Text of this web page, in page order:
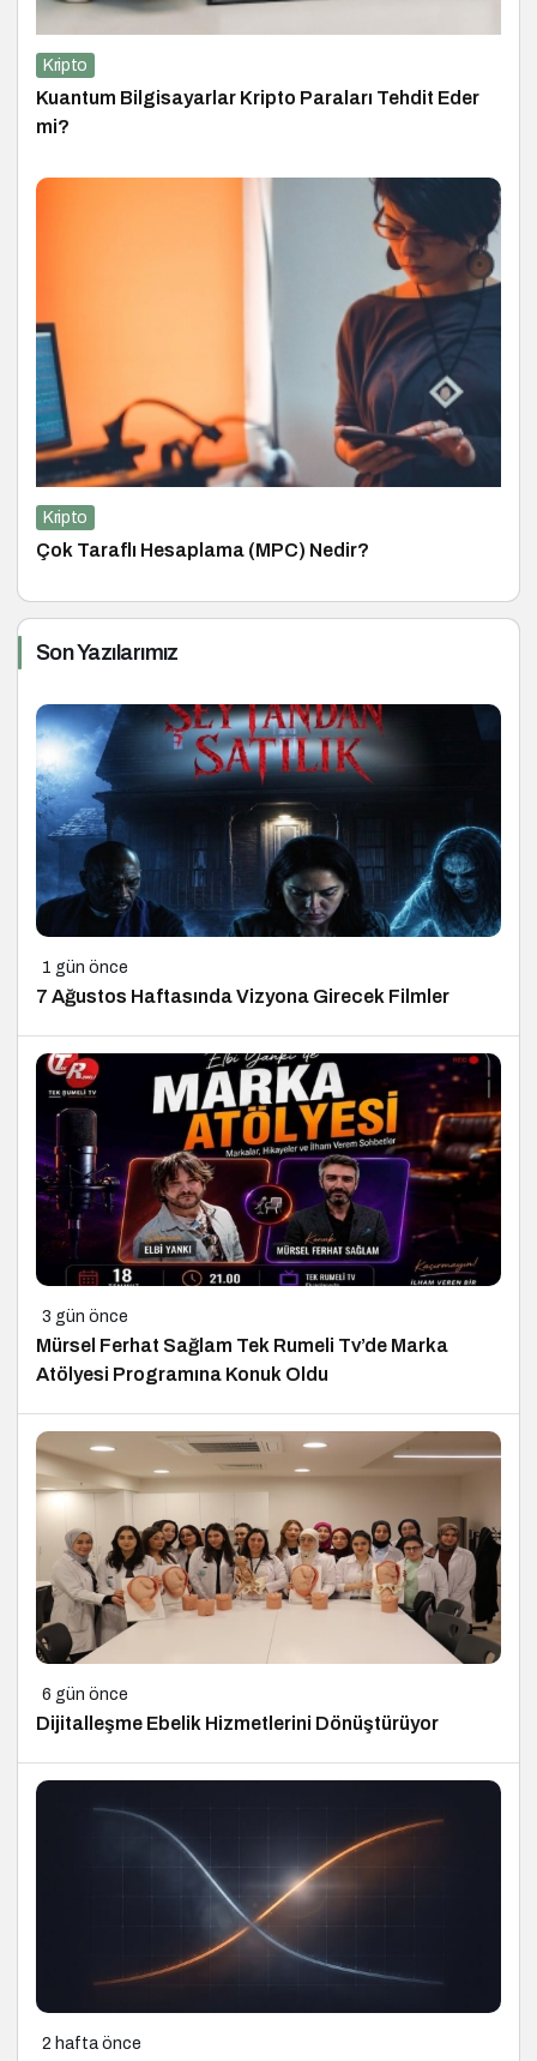
Kripto
Kuantum Bilgisayarlar Kripto Paraları Tehdit Eder
mi?
Kripto
Çok Taraflı Hesaplama (MPC) Nedir?
Son Yazılarımız
1 gün önce
7 Ağustos Haftasında Vizyona Girecek Filmler
3 gün önce
Mürsel Ferhat Sağlam Tek Rumeli Tv’de Marka
Atölyesi Programına Konuk Oldu
6 gün önce
Dijitalleşme Ebelik Hizmetlerini Dönüştürüyor
2 hafta önce